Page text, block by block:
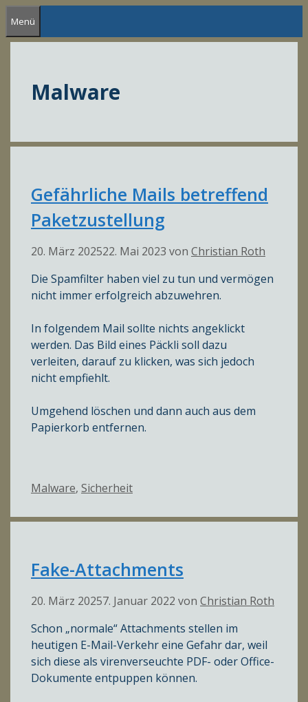
Inhalt
springen
Menü
Malware
Gefährliche Mails betreffend
Paketzustellung
20. März 202522. Mai 2023 von Christian Roth
Die Spamfilter haben viel zu tun und vermögen
nicht immer erfolgreich abzuwehren.
In folgendem Mail sollte nichts angeklickt
werden. Das Bild eines Päckli soll dazu
verleiten, darauf zu klicken, was sich jedoch
nicht empfiehlt.
Umgehend löschen und dann auch aus dem
Papierkorb entfernen.
Kategorien
Malware, Sicherheit
Fake-Attachments
20. März 20257. Januar 2022 von Christian Roth
Schon „normale“ Attachments stellen im
heutigen E-Mail-Verkehr eine Gefahr dar, weil
sich diese als virenverseuchte PDF- oder Office-
Dokumente entpuppen können.